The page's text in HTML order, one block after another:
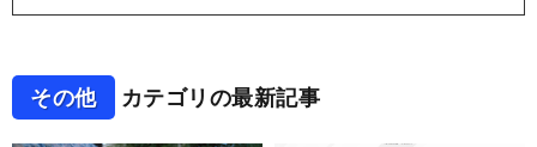
その他 カテゴリの最新記事